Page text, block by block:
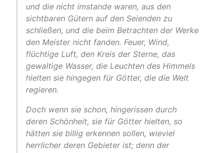
und die nicht imstande waren, aus den
sichtbaren Gütern auf den Seienden zu
schließen, und die beim Betrachten der Werke
den Meister nicht fanden. Feuer, Wind,
flüchtige Luft, den Kreis der Sterne, das
gewaltige Wasser, die Leuchten des Himmels
hielten sie hingegen für Götter, die die Welt
regieren.
Doch wenn sie schon, hingerissen durch
deren Schönheit, sie für Götter hielten, so
hätten sie billig erkennen sollen, wieviel
herrlicher deren Gebieter ist; denn der